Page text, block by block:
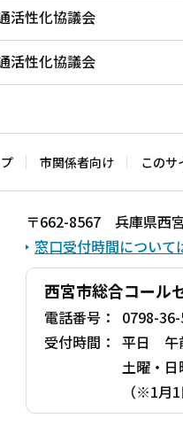
活性化協議会
活性化協議会
市関係者向け このサ
〒662-8567 兵庫県西
窓口受付時間について
西宮市総合コール
電話番号：
0798-
受付時間： 平日 午
土曜・
（※1月